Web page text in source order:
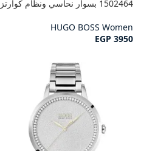
1502464 بسوار نحاسي ونظام كوارتز
HUGO BOSS Women
EGP 3950